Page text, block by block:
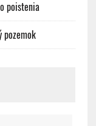
poistenia
pozemok